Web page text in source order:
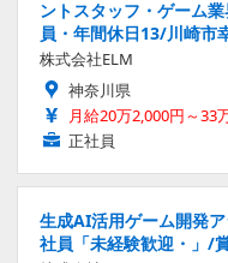
ントスタッフ・ゲーム
員・年間休日13/川崎市
株式会社ELM
神奈川県
月給20万2,000円～33
正社員
生成AI活用ゲーム開発
社員「未経験歓迎・」/